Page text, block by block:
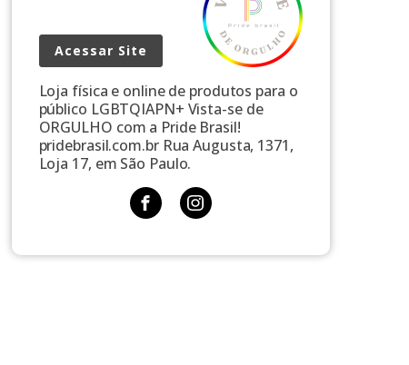
Acessar Site
Loja física e online de produtos para o
público LGBTQIAPN+ Vista-se de
ORGULHO com a Pride Brasil!
pridebrasil.com.br Rua Augusta, 1371,
Loja 17, em São Paulo.